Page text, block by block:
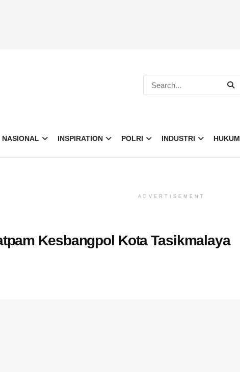
NASIONAL INSPIRATION POLRI INDUSTRI HUKUM
ADVERTISEMENT
Kesbangpol Kota Tasikmalaya